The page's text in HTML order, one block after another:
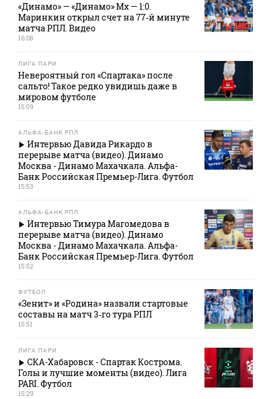
«Динамо» — «Динамо» Мх — 1:0.
Маринкин открыл счет на 77‑й минуте
матча РПЛ. Видео
16:08
ЛИГА ПАРИ
Невероятный гол «Спартака» после
сальто! Такое редко увидишь даже в
мировом футболе
15:59
АЛЬФА-БАНК РПЛ
Интервью Давида Рикардо в
перерыве матча (видео). Динамо
Москва - Динамо Махачкала. Альфа-
Банк Российская Премьер-Лига. Футбол
15:53
АЛЬФА-БАНК РПЛ
Интервью Тимура Магомедова в
перерыве матча (видео). Динамо
Москва - Динамо Махачкала. Альфа-
Банк Российская Премьер-Лига. Футбол
15:52
ФУТБОЛ
«Зенит» и «Родина» назвали стартовые
составы на матч 3‑го тура РПЛ
15:51
ЛИГА ПАРИ
СКА-Хабаровск - Спартак Кострома.
Голы и лучшие моменты (видео). Лига
PARI. Футбол
15:29